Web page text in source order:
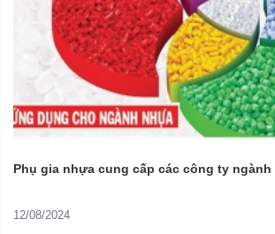
Phụ gia nhựa cung cấp các công ty ngành
12/08/2024